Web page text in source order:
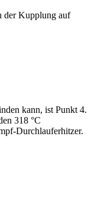
der Kupplung auf
kann, ist Punkt 4.
318 °C
Durchlauferhitzer.